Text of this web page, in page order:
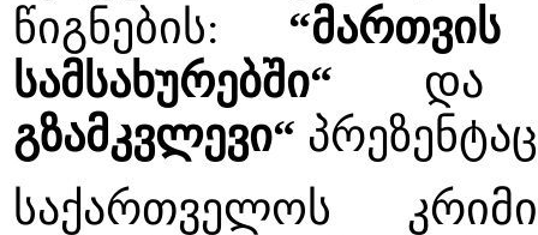
წიგნების:
სამსახურებში“
გზამკვლევი“
საქართველოს